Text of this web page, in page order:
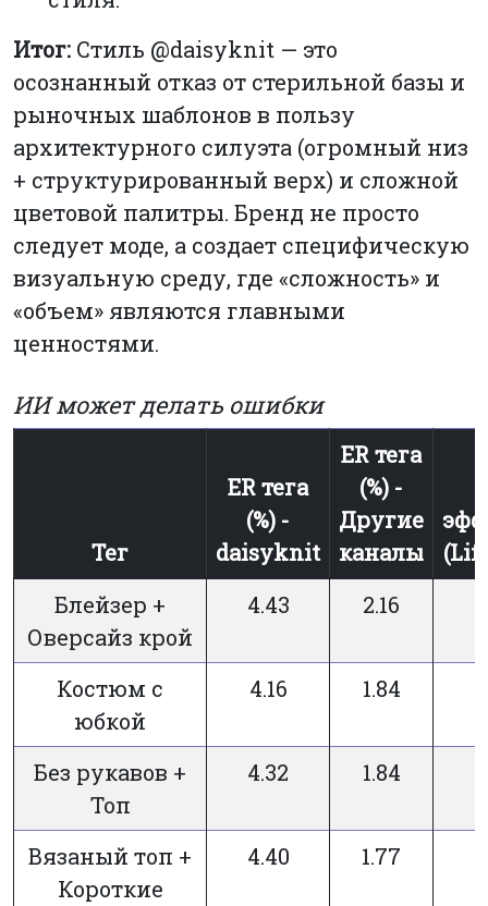
Итог: Стиль @daisyknit — это
осознанный отказ от стерильной базы и
рыночных шаблонов в пользу
архитектурного силуэта (огромный низ
+ структурированный верх) и сложной
цветовой палитры. Бренд не просто
следует моде, а создает специфическую
визуальную среду, где «сложность» и
«объем» являются главными
ценностями.
ИИ может делать ошибки
Тег
ER тега
(%) -
daisyknit
ER тега
(%) -
Другие
каналы
Блейзер +
Оверсайз крой
4.43 2.16
Костюм с
юбкой
4.16 1.84
Без рукавов +
Топ
4.32 1.84
Вязаный топ +
Короткие
4.40 1.77